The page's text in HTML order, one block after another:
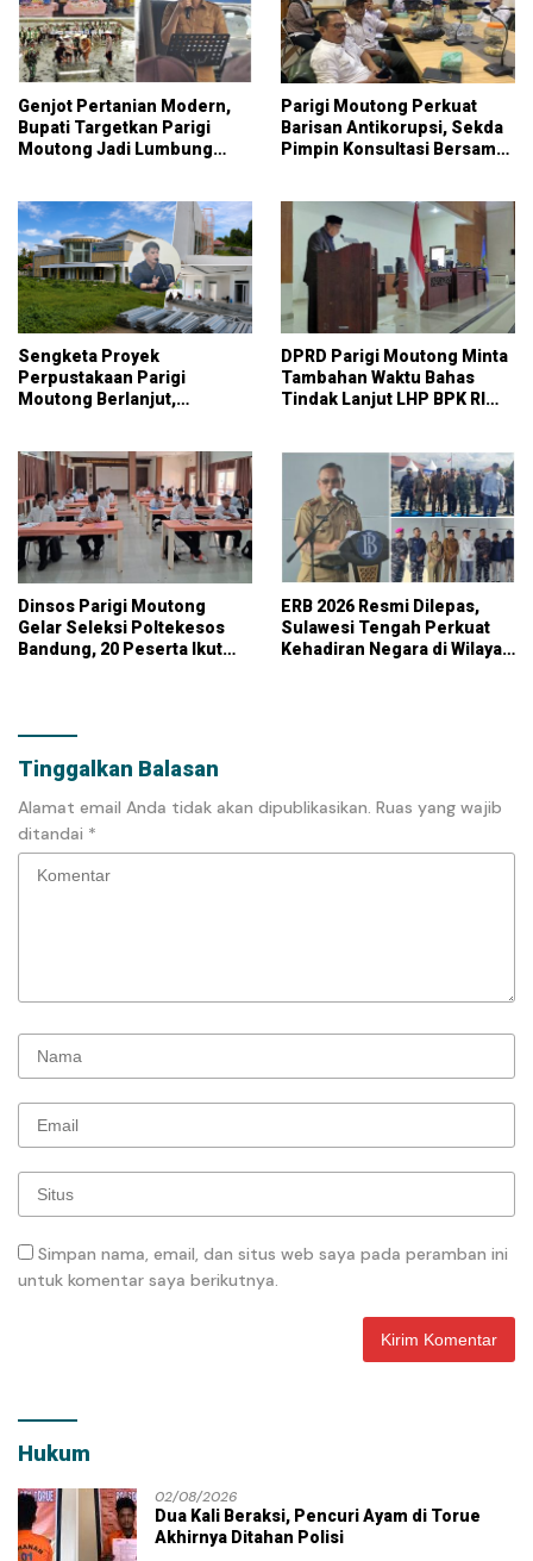
Genjot Pertanian Modern,
Bupati Targetkan Parigi
Moutong Jadi Lumbung
Parigi Moutong Perkuat
Barisan Antikorupsi, Sekda
Pimpin Konsultasi Bersama
Sengketa Proyek
Perpustakaan Parigi
Moutong Berlanjut,
dengan Dana Pribadi
DPRD Parigi Moutong Minta
Tambahan Waktu Bahas
Tindak Lanjut LHP BPK RI
Dinsos Parigi Moutong
Gelar Seleksi Poltekesos
Bandung, 20 Peserta Ikut
ERB 2026 Resmi Dilepas,
Sulawesi Tengah Perkuat
Kehadiran Negara di Wilayah
Tinggalkan Balasan
Alamat email Anda tidak akan dipublikasikan. Ruas yang wajib
ditandai *
Simpan nama, email, dan situs web saya pada peramban ini
untuk komentar saya berikutnya.
Hukum
02/08/2026
Dua Kali Beraksi, Pencuri Ayam di Torue
Akhirnya Ditahan Polisi